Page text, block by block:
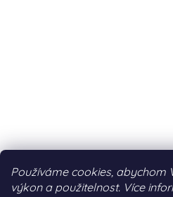
Používáme cookies, abychom
výkon a použitelnost. Více